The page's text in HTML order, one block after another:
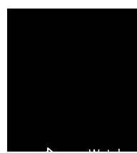
Video-Player